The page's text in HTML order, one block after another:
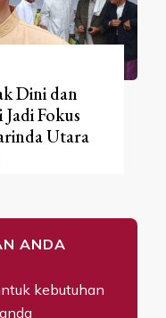
Dini dan
Fokus
Utara
ANDA
kebutuhan